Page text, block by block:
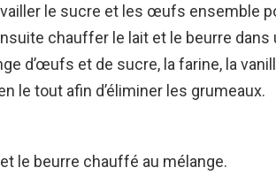
le sucre et les œufs ensemble
chauffer le lait et le beurre dans
d’œufs et de sucre, la farine, la
le tout afin d’éliminer les grumeaux.
le beurre chauffé au mélange.